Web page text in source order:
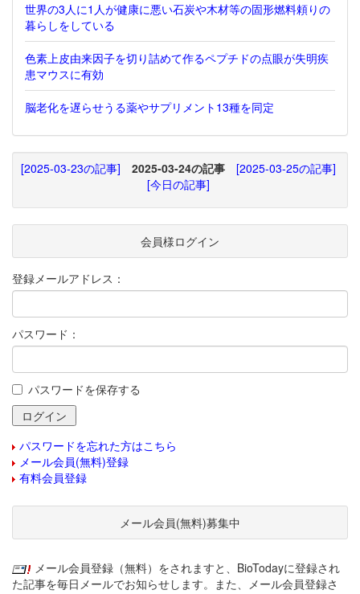
世界の3人に1人が健康に悪い石炭や木材等の固形燃料頼りの
暮らしをしている
色素上皮由来因子を切り詰めて作るペプチドの点眼が失明疾
患マウスに有効
脳老化を遅らせうる薬やサプリメント13種を同定
[2025-03-23の記事] 2025-03-24の記事
[2025-03-25の記事]
[今日の記事]
会員様ログイン
登録メールアドレス：
パスワード：
パスワードを保存する
パスワードを忘れた方はこちら
メール会員(無料)登録
有料会員登録
メール会員(無料)募集中
メール会員登録（無料）をされますと、BioTodayに登録され
た記事を毎日メールでお知らせします。また、メール会員登録さ